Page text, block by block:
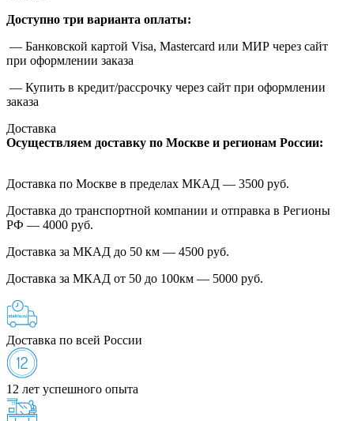
Доступно три варианта оплаты:
— Банковской картой Visa, Mastercard или МИР через сайт
при оформлении заказа
— Купить в кредит/рассрочку через сайт при оформлении
заказа
Доставка
Осуществляем доставку по Москве и регионам России:
Доставка по Москве в пределах МКАД — 3500 руб.
Доставка до транспортной компании и отправка в Регионы
РФ — 4000 руб.
Доставка за МКАД до 50 км — 4500 руб.
Доставка за МКАД от 50 до 100км — 5000 руб.
Доставка по всей России
12 лет успешного опыта